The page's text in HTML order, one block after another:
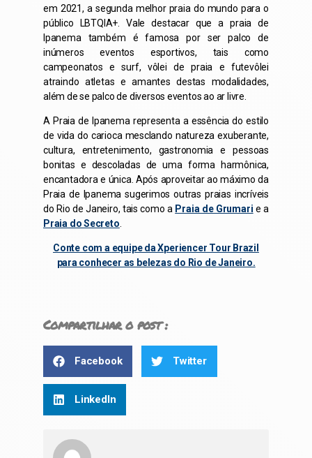
em 2021, a segunda melhor praia do mundo para o
público LBTQIA+. Vale destacar que a praia de
Ipanema também é famosa por ser palco de
inúmeros eventos esportivos, tais como
campeonatos e surf, vôlei de praia e futevôlei
atraindo atletas e amantes destas modalidades,
além de se palco de diversos eventos ao ar livre.
A Praia de Ipanema representa a essência do estilo
de vida do carioca mesclando natureza exuberante,
cultura, entretenimento, gastronomia e pessoas
bonitas e descoladas de uma forma harmônica,
encantadora e única. Após aproveitar ao máximo da
Praia de Ipanema sugerimos outras praias incríveis
do Rio de Janeiro, tais como a Praia de Grumari e a
Praia do Secreto
Conte com a equipe da Xperiencer Tour Brazil
para conhecer as belezas do Rio de Janeiro.
Compartilhar o post :
Facebook Twitter
LinkedIn